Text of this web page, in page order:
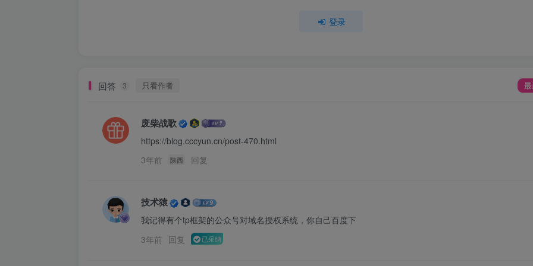
登录
回答 3 只看作者
废柴战歌
https://blog.cccyun.cn/post-470.html
3年前
陕西 回复
技术猿
我记得有个tp框架的公众号对域名授权系统，你自己百度下
3年前 回复 已采纳